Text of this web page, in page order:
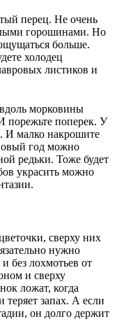
перец. Не очень
горошинами. Но
больше.
холодец
листиков и
морковины
порежьте поперек. У
И малко накрошите
год можно
редьки. Тоже будет
украсить можно
сверху них
нужно
без лохмотьев от
и сверху
ложат, когда
теряет запах. А если
он долго держит